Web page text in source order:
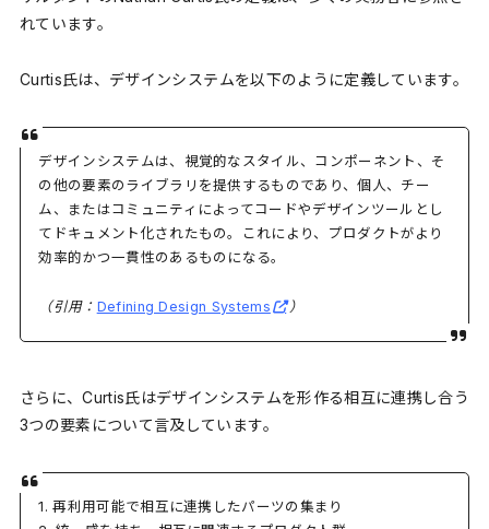
れています。
Curtis氏は、デザインシステムを以下のように定義しています。
デザインシステムは、視覚的なスタイル、コンポーネント、そ
の他の要素のライブラリを提供するものであり、個人、チー
ム、またはコミュニティによってコードやデザインツールとし
てドキュメント化されたもの。これにより、プロダクトがより
効率的かつ一貫性のあるものになる。
（引用： Defining Design Systems ）
さらに、Curtis氏はデザインシステムを形作る相互に連携し合う
3つの要素について言及しています。
1. 再利用可能で相互に連携したパーツの集まり